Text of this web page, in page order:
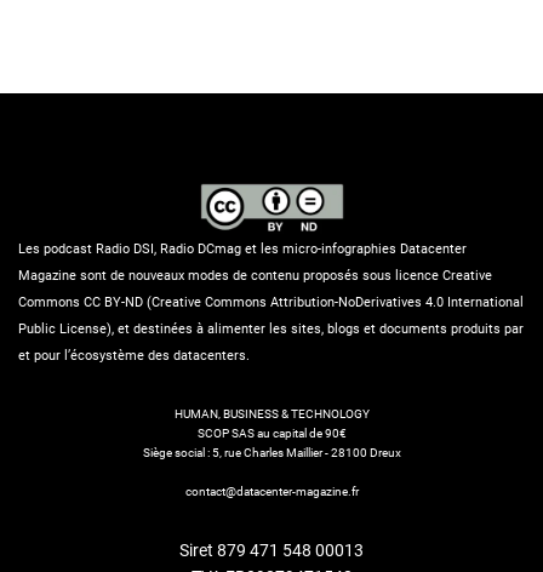
Les podcast Radio DSI, Radio DCmag et les micro-infographies Datacenter
Magazine sont de nouveaux modes de contenu proposés sous licence Creative
Commons CC BY-ND (Creative Commons Attribution-NoDerivatives 4.0 International
Public License), et destinées à alimenter les sites, blogs et documents produits par
et pour l’écosystème des datacenters.
HUMAN, BUSINESS & TECHNOLOGY
SCOP SAS au capital de 90€
Siège social : 5, rue Charles Maillier - 28100 Dreux
contact@datacenter-magazine.fr
Siret 879 471 548 00013